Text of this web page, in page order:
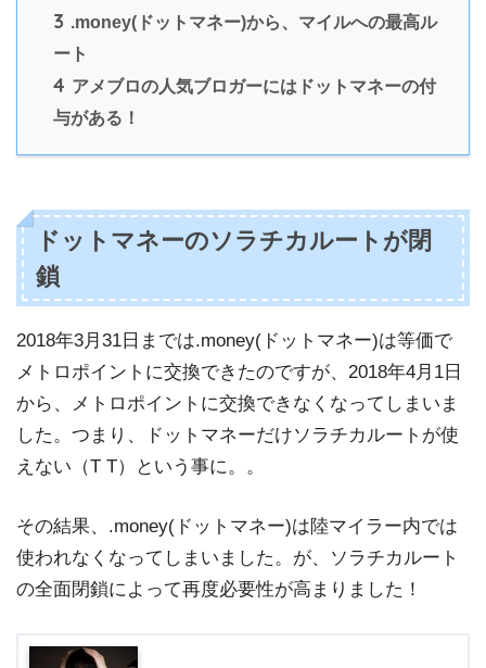
3 .money(ドットマネー)から、マイルへの最高ル
ート
4 アメブロの人気ブロガーにはドットマネーの付
与がある！
ドットマネーのソラチカルートが閉
鎖
2018年3月31日までは.money(ドットマネー)は等価で
メトロポイントに交換できたのですが、2018年4月1日
から、メトロポイントに交換できなくなってしまいま
した。つまり、ドットマネーだけソラチカルートが使
えない（T T）という事に。。
その結果、.money(ドットマネー)は陸マイラー内では
使われなくなってしまいました。が、ソラチカルート
の全面閉鎖によって再度必要性が高まりました！